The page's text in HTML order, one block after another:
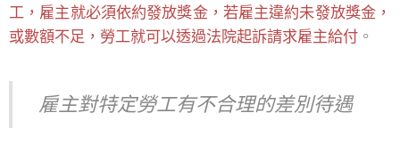
工，雇主就必須依約發放獎金，若雇主違約未發放獎金，
或數額不足，勞工就可以透過法院起訴請求雇主給付 。
雇主對特定勞工有不合理的差別待遇